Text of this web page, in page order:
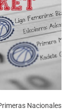
Nacionales